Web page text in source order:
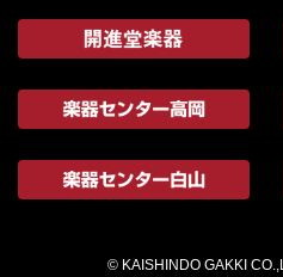
© KAISHINDO GAKKI